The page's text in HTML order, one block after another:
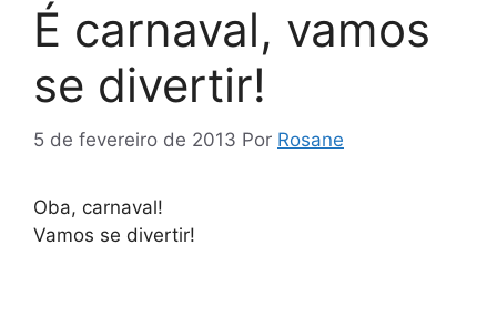
É carnaval, vamos
se divertir!
5 de fevereiro de 2013 Por Rosane
Oba, carnaval!
Vamos se divertir!